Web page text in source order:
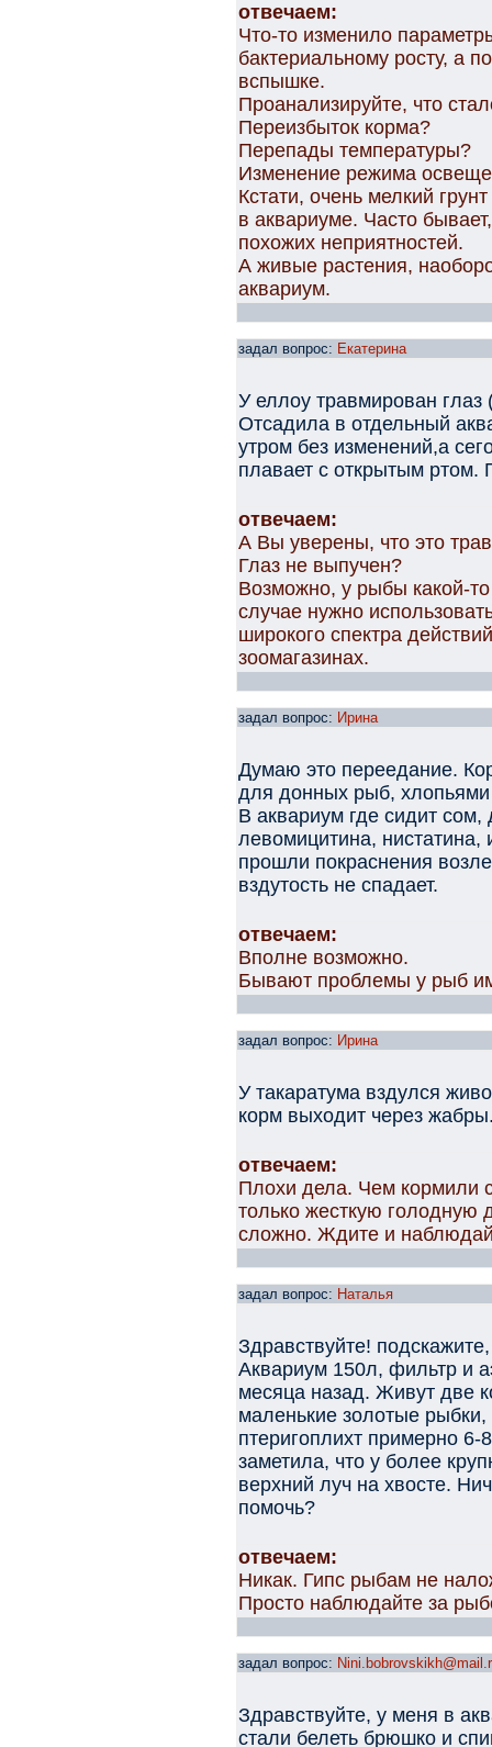
отвечаем:
Что-то изменило
бактериальному росту, а
вспышке.
Проанализируйте, что
Переизбыток корма?
Перепады температуры?
Изменение режима
Кстати, очень мелкий
в аквариуме. Часто
похожих неприятностей.
А живые растения,
аквариум.
задал вопрос: Екатерина
У еллоу травмирован глаз
Отсадила в отдельный
утром без изменений,а
плавает с открытым ртом.
отвечаем:
А Вы уверены, что это
Глаз не выпучен?
Возможно, у рыбы какой-
случае нужно
широкого спектра
зоомагазинах.
задал вопрос: Ирина
Думаю это переедание.
для донных рыб,
В аквариум где сидит
левомицитина, нистатина,
прошли покраснения
вздутость не спадает.
отвечаем:
Вполне возможно.
Бывают проблемы у рыб
задал вопрос: Ирина
У такаратума вздулся
корм выходит через
отвечаем:
Плохи дела. Чем кормили
только жесткую голодную
сложно. Ждите и
задал вопрос: Наталья
Здравствуйте!
Аквариум 150л, фильтр и
месяца назад. Живут две
маленькие золотые рыбки,
птеригоплихт примерно
заметила, что у более
верхний луч на хвосте.
помочь?
отвечаем:
Никак. Гипс рыбам не
Просто наблюдайте за
задал вопрос:
Здравствуйте, у меня в
стали белеть брюшко и